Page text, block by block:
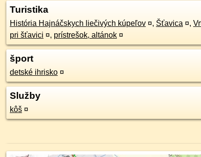
Turistika
História Hajnáčskych liečivých kúpeľov ¤, Šťavica ¤,
pri šťavici ¤, prístrešok, altánok ¤
šport
detské ihrisko ¤
Služby
kôš ¤